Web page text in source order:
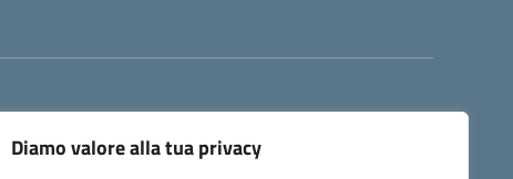
Diamo valore alla tua privacy